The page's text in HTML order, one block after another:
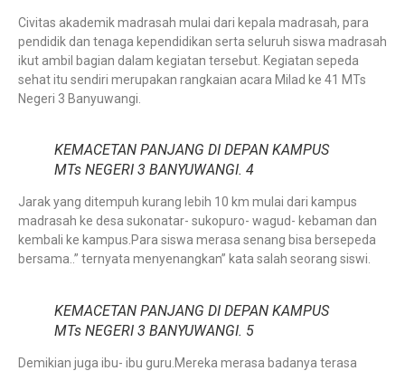
Civitas akademik madrasah mulai dari kepala madrasah, para
pendidik dan tenaga kependidikan serta seluruh siswa madrasah
ikut ambil bagian dalam kegiatan tersebut. Kegiatan sepeda
sehat itu sendiri merupakan rangkaian acara Milad ke 41 MTs
Negeri 3 Banyuwangi.
KEMACETAN PANJANG DI DEPAN KAMPUS
MTs NEGERI 3 BANYUWANGI. 4
Jarak yang ditempuh kurang lebih 10 km mulai dari kampus
madrasah ke desa sukonatar- sukopuro- wagud- kebaman dan
kembali ke kampus.Para siswa merasa senang bisa bersepeda
bersama..” ternyata menyenangkan” kata salah seorang siswi.
KEMACETAN PANJANG DI DEPAN KAMPUS
MTs NEGERI 3 BANYUWANGI. 5
Demikian juga ibu- ibu guru.Mereka merasa badanya terasa